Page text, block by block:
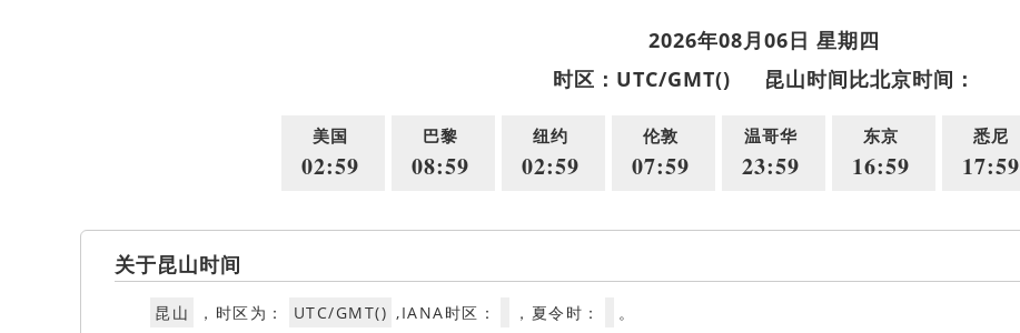
2026年08月06日 星期四
时区：UTC/GMT()
昆山时间比北京时间：
美国
02:59
巴黎
08:59
纽约
02:59
伦敦
07:59
温哥华
23:59
东京
16:59
悉尼
17:59
关于昆山时间
昆山 ，时区为： UTC/GMT() ,IANA时区： ，夏令时： 。